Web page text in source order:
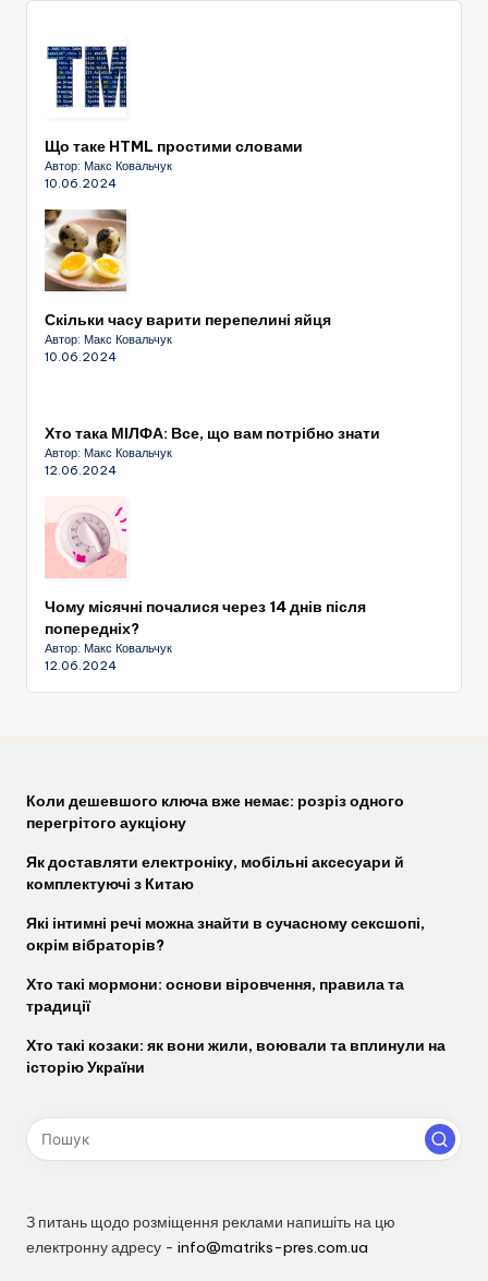
Що таке HTML простими словами
Автор: Макс Ковальчук
10.06.2024
Скільки часу варити перепелині яйця
Автор: Макс Ковальчук
10.06.2024
Хто така МІЛФА: Все, що вам потрібно знати
Автор: Макс Ковальчук
12.06.2024
Чому місячні почалися через 14 днів після
попередніх?
Автор: Макс Ковальчук
12.06.2024
Коли дешевшого ключа вже немає: розріз одного
перегрітого аукціону
Як доставляти електроніку, мобільні аксесуари й
комплектуючі з Китаю
Які інтимні речі можна знайти в сучасному сексшопі,
окрім вібраторів?
Хто такі мормони: основи віровчення, правила та
традиції
Хто такі козаки: як вони жили, воювали та вплинули на
історію України
З питань щодо розміщення реклами напишіть на цю
електронну адресу - info@matriks-pres.com.ua